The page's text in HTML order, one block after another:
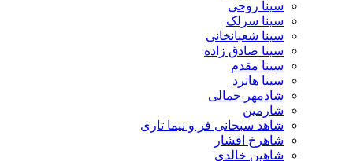
سینا روحی
سینا سرلک
سینا شعبانخانی
سینا صادق زاده
سینا مقدم
سینا هاترد
شادمهر جمالی
شارمین
شاهد سبحانی فر و نیما تاری
شاهرخ افشار
شاهین خالدی